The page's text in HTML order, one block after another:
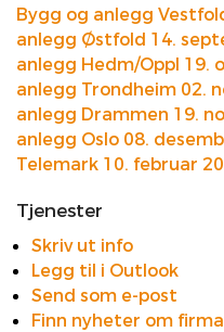
Bygg og anlegg
anlegg Østfold 14.
anlegg Hedm/Oppl 19.
anlegg Trondheim 02.
anlegg Drammen 19.
anlegg Oslo 08.
Telemark 10. februar
Tjenester
Skriv ut info
Legg til i Outlook
Send som e-post
Finn nyheter om